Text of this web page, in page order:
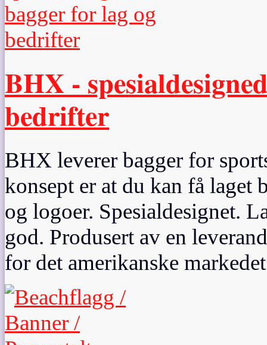
BHX -
bedrifter
BHX leverer bagger for
konsept er at du kan få laget
og logoer. Spesialdesignet.
god. Produsert av en
for det amerikanske